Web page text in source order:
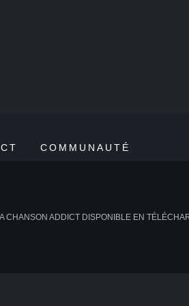
COMMUNAUTÉ
CHANSON ADDICT DISPONIBLE EN